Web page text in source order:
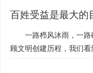
百姓受益是最大的
一路栉风沐雨，一
顾文明创建历程，我们